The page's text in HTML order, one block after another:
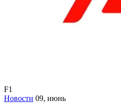
F1
Новости 09, июнь